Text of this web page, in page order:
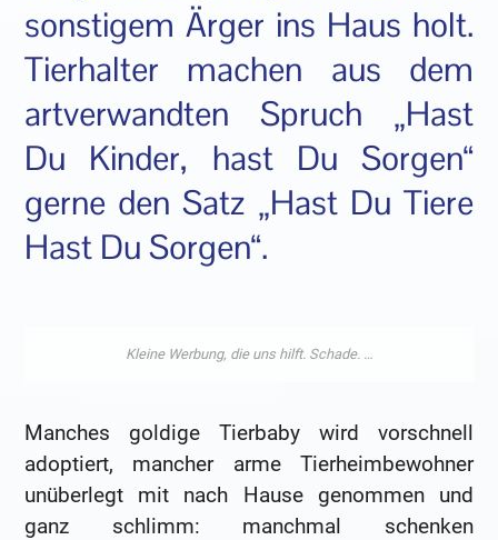
sonstigem Ärger ins Haus holt.
Tierhalter machen aus dem
artverwandten Spruch „Hast
Du Kinder, hast Du Sorgen“
gerne den Satz „Hast Du Tiere
Hast Du Sorgen“.
Manches goldige Tierbaby wird vorschnell
adoptiert, mancher arme Tierheimbewohner
unüberlegt mit nach Hause genommen und
ganz schlimm: manchmal schenken